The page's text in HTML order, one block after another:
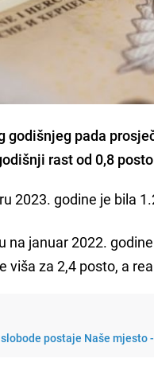
pada
rast od 0,8
2023. godine je bila
na januar 2022.
za 2,4 posto, a
postaje Naše mjesto